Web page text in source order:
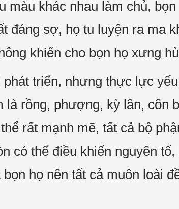
màu khác nhau làm chủ,
đáng sợ, họ tu luyện ra ma
khiến cho bọn họ xưng
triển, nhưng thực lực
là rồng, phượng, kỳ lân, côn
rất mạnh mẽ, tất cả bộ
có thể điều khiển nguyên
họ nên tất cả muôn loài